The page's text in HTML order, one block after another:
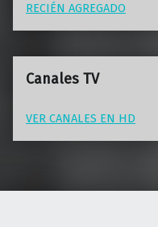
RECIÉN AGREGADO
Canales TV
VER CANALES EN HD